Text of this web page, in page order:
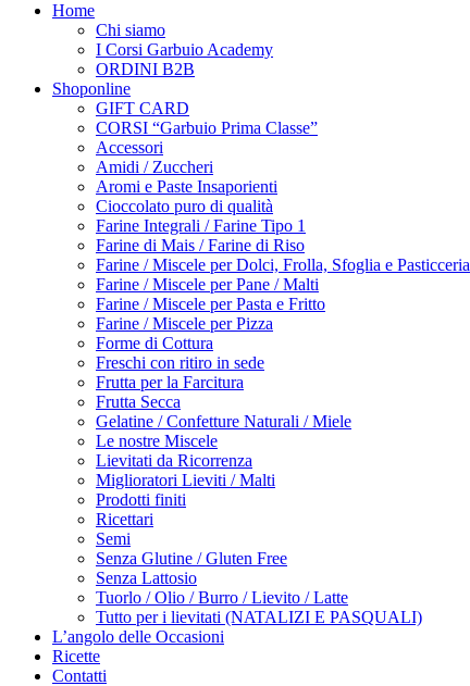
Home
Chi siamo
I Corsi Garbuio Academy
ORDINI B2B
Shoponline
GIFT CARD
CORSI “Garbuio Prima Classe”
Accessori
Amidi / Zuccheri
Aromi e Paste Insaporienti
Cioccolato puro di qualità
Farine Integrali / Farine Tipo 1
Farine di Mais / Farine di Riso
Farine / Miscele per Dolci, Frolla, Sfoglia e Pasticceria
Farine / Miscele per Pane / Malti
Farine / Miscele per Pasta e Fritto
Farine / Miscele per Pizza
Forme di Cottura
Freschi con ritiro in sede
Frutta per la Farcitura
Frutta Secca
Gelatine / Confetture Naturali / Miele
Le nostre Miscele
Lievitati da Ricorrenza
Miglioratori Lieviti / Malti
Prodotti finiti
Ricettari
Semi
Senza Glutine / Gluten Free
Senza Lattosio
Tuorlo / Olio / Burro / Lievito / Latte
Tutto per i lievitati (NATALIZI E PASQUALI)
L’angolo delle Occasioni
Ricette
Contatti